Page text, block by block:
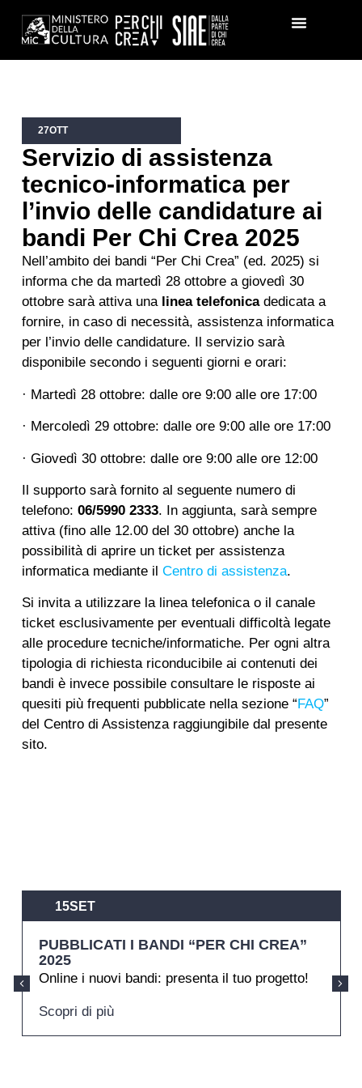
27OTT
Servizio di assistenza
tecnico-informatica per
l’invio delle candidature ai
bandi Per Chi Crea 2025
Nell’ambito dei bandi “Per Chi Crea” (ed. 2025) si
informa che da martedì 28 ottobre a giovedì 30
ottobre sarà attiva una linea telefonicadedicata a
fornire, in caso di necessità, assistenza informatica
per l’invio delle candidature. Il servizio sarà
disponibile secondo i seguenti giorni e orari:
· Martedì 28 ottobre: dalle ore 9:00 alle ore 17:00
· Mercoledì 29 ottobre: dalle ore 9:00 alle ore 17:00
· Giovedì 30 ottobre: dalle ore 9:00 alle ore 12:00
Il supporto sarà fornito al seguente numero di
telefono: 06/5990 2333. In aggiunta, sarà sempre
attiva (fino alle 12.00 del 30 ottobre) anche la
possibilità di aprire un ticket per assistenza
informatica mediante il Centro di assistenza.
Si invita a utilizzare la linea telefonica o il canale
ticket esclusivamente per eventuali difficoltà legate
alle procedure tecniche/informatiche. Per ogni altra
tipologia di richiesta riconducibile ai contenuti dei
bandi è invece possibile consultare le risposte ai
quesiti più frequenti pubblicate nella sezione “ FAQ”
del Centro di Assistenza raggiungibile dal presente
sito.
15SET
PUBBLICATI I BANDI “PER CHI CREA”
2025
Online i nuovi bandi: presenta il tuo progetto!
Scopri di più